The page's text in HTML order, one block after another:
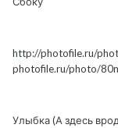
http://photofile.ru/
photofile.ru/photo/
Улыбка (А здесь